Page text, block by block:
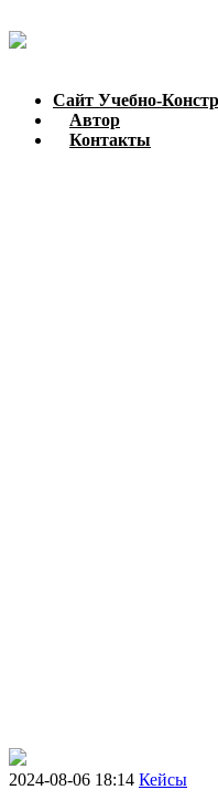
Сайт Учебно-
Автор
Контакты
2024-08-06 18:14 Кейсы